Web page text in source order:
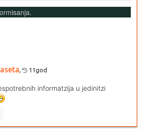
, 11god
informatzija u jedinitzi